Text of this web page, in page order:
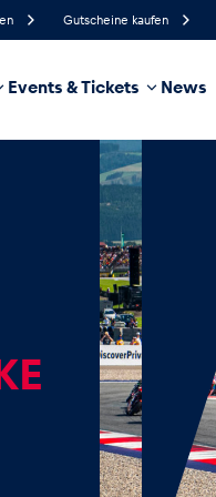
Gutscheine kaufen
Events & Tickets News
Regenwahrscheinlichkeit
Business